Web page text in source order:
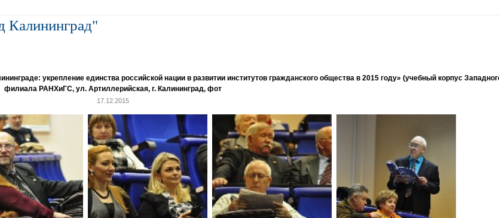
Калининград"
укрепление единства российской нации в развитии институтов гражданского общества в 2015 году» (учебный корпус
филиала РАНХиГС, ул. Артиллерийская, г. Калининград, фот
17.12.2015